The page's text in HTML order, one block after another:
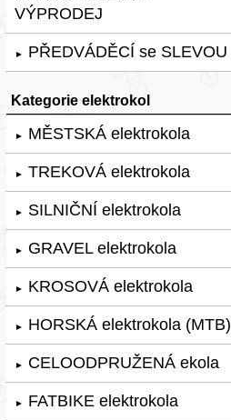
VÝPRODEJ
► PŘEDVÁDĚCÍ se SLEVOU
Kategorie elektrokol
► MĚSTSKÁ elektrokola
► TREKOVÁ elektrokola
► SILNIČNÍ elektrokola
► GRAVEL elektrokola
► KROSOVÁ elektrokola
► HORSKÁ elektrokola (MTB)
► CELOODPRUŽENÁ ekola
► FATBIKE elektrokola